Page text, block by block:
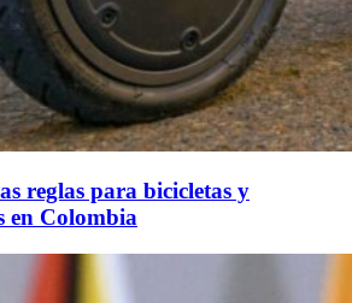
reglas para bicicletas y
en Colombia